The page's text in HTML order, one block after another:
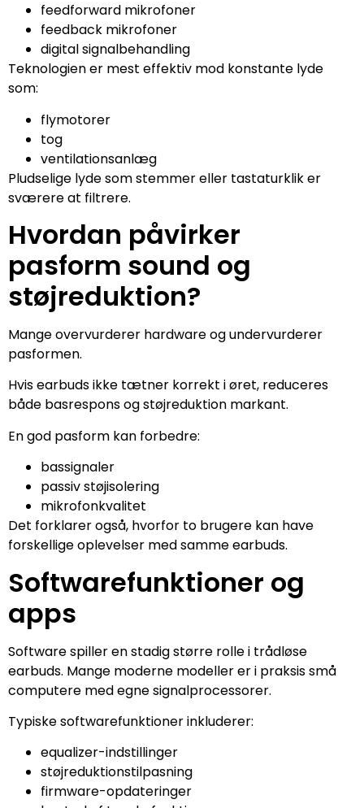
feedforward mikrofoner
feedback mikrofoner
digital signalbehandling
Teknologien er mest effektiv mod konstante lyde
som:
flymotorer
tog
ventilationsanlæg
Pludselige lyde som stemmer eller tastaturklik er
sværere at filtrere.
Hvordan påvirker
pasform sound og
støjreduktion?
Mange overvurderer hardware og undervurderer
pasformen.
Hvis earbuds ikke tætner korrekt i øret, reduceres
både basrespons og støjreduktion markant.
En god pasform kan forbedre:
bassignaler
passiv støjisolering
mikrofonkvalitet
Det forklarer også, hvorfor to brugere kan have
forskellige oplevelser med samme earbuds.
Softwarefunktioner og
apps
Software spiller en stadig større rolle i trådløse
earbuds. Mange moderne modeller er i praksis små
computere med egne signalprocessorer.
Typiske softwarefunktioner inkluderer:
equalizer-indstillinger
støjreduktionstilpasning
firmware-opdateringer